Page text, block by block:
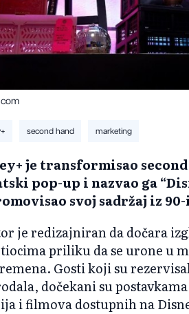
second hand marketing
je transformisao
pop-up i nazvao ga
svoj sadržaj iz
je redizajniran da dočara
priliku da se urone u
Gosti koji su
dočekani su
i filmova dostupnih na